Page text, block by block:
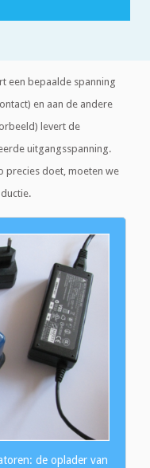
zonder al te veel energie
een bepaalde spanning
en aan de andere
levert de
uitgangsspanning.
precies doet, moeten we
de oplader van